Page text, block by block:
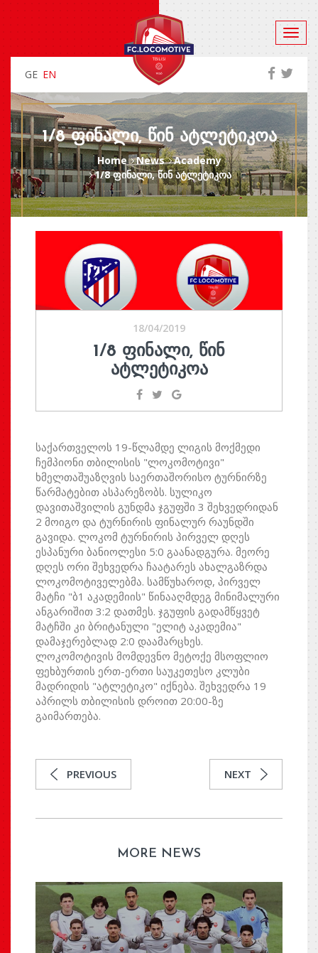
GE EN
1/8 ᲤᲘᲜᲐᲚᲘ, ᲬᲘᲜ ᲐᲢᲚᲔᲢᲘᲙᲝᲐ
Home News
Academy
1/8 ფინალი, წინ ატლეტიკოა
18/04/2019
1/8 ᲤᲘᲜᲐᲚᲘ, ᲬᲘᲜ
ᲐᲢᲚᲔᲢᲘᲙᲝᲐ
საქართველოს 19-წლამდე ლიგის მოქმედი
ჩემპიონი თბილისის "ლოკომოტივი"
ხმელთაშუაზღვის საერთაშორისო ტურნირზე
წარმატებით ასპარეზობს. სულიკო
დავითაშვილის გუნდმა ჯგუფში 3 შეხვედრიდან
2 მოიგო და ტურნირის ფინალურ რაუნდში
გავიდა. ლოკომ ტურნირის პირველ დღეს
ესპანური ბანიოლესი 5:0 გაანადგურა. მეორე
დღეს ორი შეხვედრა ჩაატარეს ახალგაზრდა
ლოკომოტიველებმა. სამწუხაროდ, პირველ
მატჩი "ბ1 აკადემიის" წინააღმდეგ მინიმალური
ანგარიშით 3:2 დათმეს. ჯგუფის გადამწყვეტ
მატჩში კი ბრიტანული "ელიტ აკადემია"
დამაჯერებლად 2:0 დაამარცხეს.
ლოკომოტივის მომდევნო მეტოქე მსოფლიო
ფეხბურთის ერთ-ერთი საუკეთესო კლუბი
მადრიდის "ატლეტიკო" იქნება. შეხვედრა 19
აპრილს თბილისის დროით 20:00-ზე
გაიმართება.
PREVIOUS NEXT
MORE NEWS